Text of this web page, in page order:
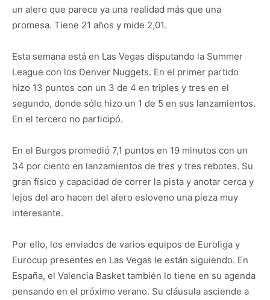
un alero que parece ya una realidad más que una
promesa. Tiene 21 años y mide 2,01.
Esta semana está en Las Vegas disputando la Summer
League con los Denver Nuggets. En el primer partido
hizo 13 puntos con un 3 de 4 en triples y tres en el
segundo, donde sólo hizo un 1 de 5 en sus lanzamientos.
En el tercero no participó.
En el Burgos promedió 7,1 puntos en 19 minutos con un
34 por ciento en lanzamientos de tres y tres rebotes. Su
gran físico y capacidad de correr la pista y anotar cerca y
lejos del aro hacen del alero esloveno una pieza muy
interesante.
Por ello, los enviados de varios equipos de Euroliga y
Eurocup presentes en Las Vegas le están siguiendo. En
España, el Valencia Basket también lo tiene en su agenda
pensando en el próximo verano. Su cláusula asciende a